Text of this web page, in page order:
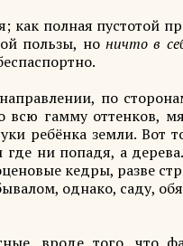
как полная пустотой
пользы, но ничто в
по
гамму оттенков,
ребёнка земли. Вот
ни попадя, а
кедры, разве
однако, саду,